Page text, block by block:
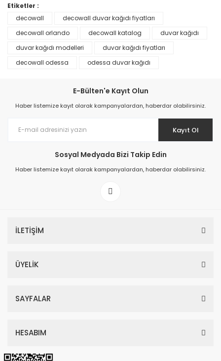
Prime ArtDECO Duvar Kağıdı Tutkalı 500 gr
199,00 TL
Etiketler :
decowall
decowall duvar kağıdı fiyatları
decowall orlando
decowall katalog
duvar kağıdı
duvar kağıdı modelleri
duvar kağıdı fiyatları
decowall odessa
odessa duvar kağıdı
E-Bülten'e Kayıt Olun
Haber listemize kayıt olarak kampanyalardan, haberdar olabilirsiniz.
Kayıt Ol
Sosyal Medyada Bizi Takip Edin
Haber listemize kayıt olarak kampanyalardan, haberdar olabilirsiniz.
İLETİŞİM
ÜYELİK
SAYFALAR
HESABIM